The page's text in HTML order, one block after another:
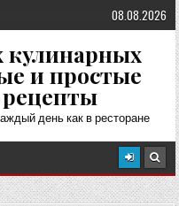
08.08.2026
и простые
день как в ресторане